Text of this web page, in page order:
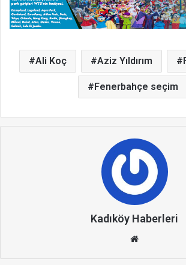
Ali Koç Aziz Yıldırım
Fenerbahçe seçim
Kadıköy Haberleri